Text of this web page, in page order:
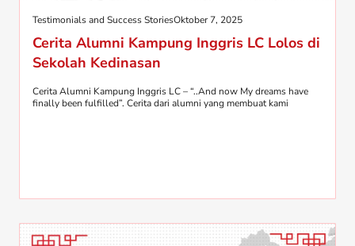
Testimonials and Success StoriesOktober 7, 2025
Cerita Alumni Kampung Inggris LC Lolos di
Sekolah Kedinasan
Cerita Alumni Kampung Inggris LC – “..And now My dreams have
finally been fulfilled”. Cerita dari alumni yang membuat kami